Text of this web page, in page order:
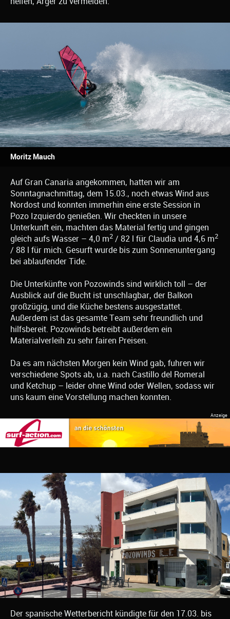
Moritz Mauch
Auf Gran Canaria angekommen, hatten wir am
Sonntagnachmittag, dem 15.03., noch etwas Wind aus
Nordost und konnten immerhin eine erste Session in
Pozo Izquierdo genießen. Wir checkten in unsere
Unterkunft ein, machten das Material fertig und gingen
gleich aufs Wasser – 4,0 m2 / 82 l für Claudia und 4,6 m2
/ 88 l für mich. Gesurft wurde bis zum Sonnenuntergang
bei ablaufender Tide.
Die Unterkünfte von Pozowinds sind wirklich toll – der
Ausblick auf die Bucht ist unschlagbar, der Balkon
großzügig, und die Küche bestens ausgestattet.
Außerdem ist das gesamte Team sehr freundlich und
hilfsbereit. Pozowinds betreibt außerdem ein
Materialverleih zu sehr fairen Preisen.
Da es am nächsten Morgen kein Wind gab, fuhren wir
verschiedene Spots ab, u.a. nach Castillo del Romeral
und Ketchup – leider ohne Wind oder Wellen, sodass wir
uns kaum eine Vorstellung machen konnten.
Der spanische Wetterbericht kündigte für den 17.03. bis